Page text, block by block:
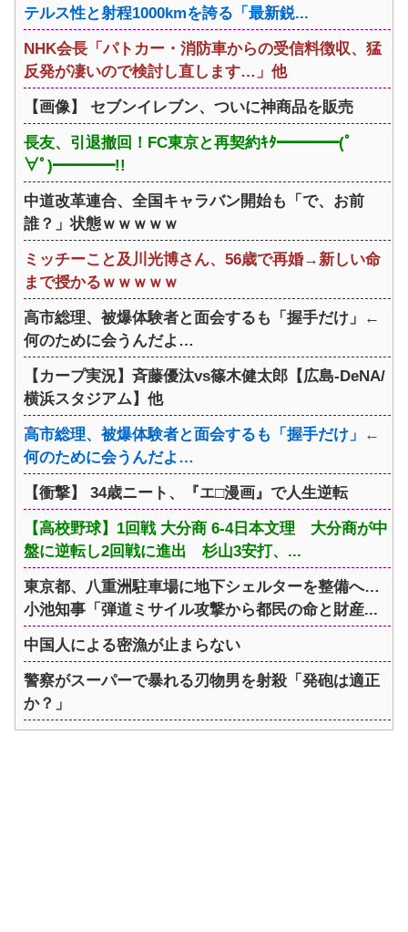
テルス性と射程1000kmを誇る「最新鋭...
NHK会長「パトカー・消防車からの受信料徴収、猛
反発が凄いので検討し直します…」他
【画像】 セブンイレブン、ついに神商品を販売
長友、引退撤回！FC東京と再契約ｷﾀ━━━━(ﾟ
∀ﾟ)━━━━!!
中道改革連合、全国キャラバン開始も「で、お前
誰？」状態ｗｗｗｗｗ
ミッチーこと及川光博さん、56歳で再婚→新しい命
まで授かるｗｗｗｗｗ
高市総理、被爆体験者と面会するも「握手だけ」←
何のために会うんだよ…
【カープ実況】斉藤優汰vs篠木健太郎【広島-DeNA/
横浜スタジアム】他
高市総理、被爆体験者と面会するも「握手だけ」←
何のために会うんだよ…
【衝撃】 34歳ニート、『エ□漫画』で人生逆転
【高校野球】1回戦 大分商 6-4日本文理 大分商が中
盤に逆転し2回戦に進出 杉山3安打、...
東京都、八重洲駐車場に地下シェルターを整備へ…
小池知事「弾道ミサイル攻撃から都民の命と財産...
中国人による密漁が止まらない
警察がスーパーで暴れる刃物男を射殺「発砲は適正
か？」